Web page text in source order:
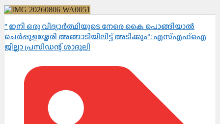
” ഇനി ഒരു വിദ്യാർത്ഥിയുടെ നേരെ കൈ പൊങ്ങിയാൽ
ചെർപ്പുളശ്ശേരി അങ്ങാടിയിലിട്ട് അടിക്കും”: എസ്എഫ്ഐ
ജില്ലാ പ്രസിഡന്റ് ശാദുലി